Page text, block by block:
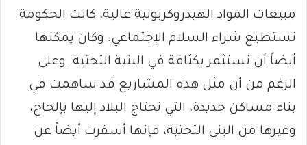
مبيعات المواد الهيدروكربونية عالية، كانت الحكومة
تستطيع شراء السلام الإجتماعي. وكان يمكنها
أيضاً أن تستثمر بكثافة في البنية التحتية. وعلى
الرغم من أن مثل هذه المشاريع قد ساهمت في
بناء مساكن جديدة، التي تحتاج البلاد إليها بإلحاح،
وغيرها من البنى التحتية، فإنها أسفرت أيضاً عن